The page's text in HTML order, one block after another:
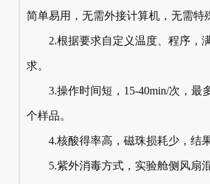
简单易用，无需外接计算机，无需特
2.根据要求自定义温度、程序，
求。
3.操作时间短，15-40min/次，最
个样品。
4.核酸得率高，磁珠损耗少，结果
5.紫外消毒方式，实验舱侧风扇